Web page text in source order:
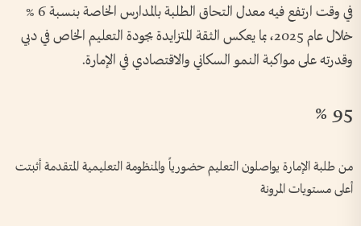
في وقت ارتفع فيه معدل التحاق الطلبة بالمدارس الخاصة بنسبة 6 %
خلال عام 2025، بما يعكس الثقة المتزايدة بجودة التعليم الخاص في دبي
وقدرته على مواكبة النمو السكاني والاقتصادي في الإمارة.
95 %
من طلبة الإمارة يواصلون التعليم حضورياً والمنظومة التعليمية المتقدمة أثبتت
أعلى مستويات المرونة